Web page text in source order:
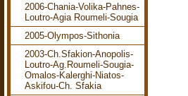
2006-Chania-Volika-Pahnes-
Loutro-Agia Roumeli-Sougia
2005-Olympos-Sithonia
2003-Ch.Sfakion-Anopolis-
Loutro-Ag.Roumeli-Sougia-
Omalos-Kalerghi-Niatos-
Askifou-Ch. Sfakia